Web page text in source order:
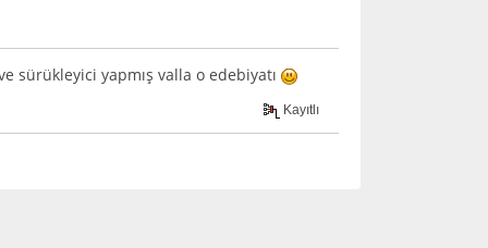
sürükleyici yapmış valla o edebiyatı
Kayıtlı